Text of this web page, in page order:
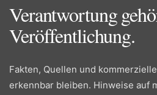
Verantwortung
Veröffentlichung.
Fakten, Quellen und
erkennbar bleiben. Hinweise auf